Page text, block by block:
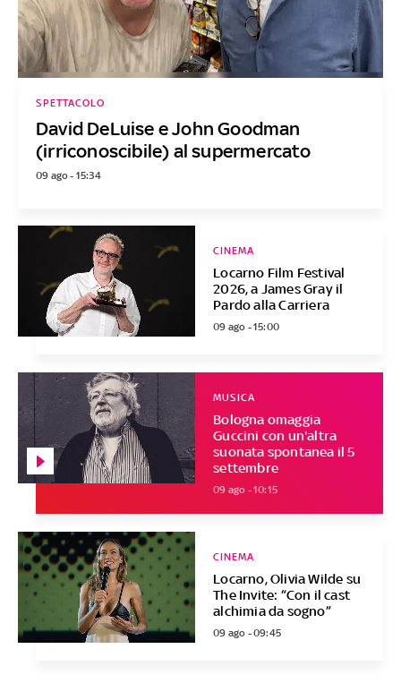
David DeLuise e John Goodman
(irriconoscibile) al supermercato
SPETTACOLO
09 ago - 15:34
Locarno Film Festival
2026, a James Gray il
Pardo alla Carriera
CINEMA
09 ago - 15:00
Bologna omaggia
Guccini con un'altra
suonata spontanea il 5
settembre
MUSICA
09 ago - 10:15
Locarno, Olivia Wilde su
The Invite: “Con il cast
alchimia da sogno”
CINEMA
09 ago - 09:45